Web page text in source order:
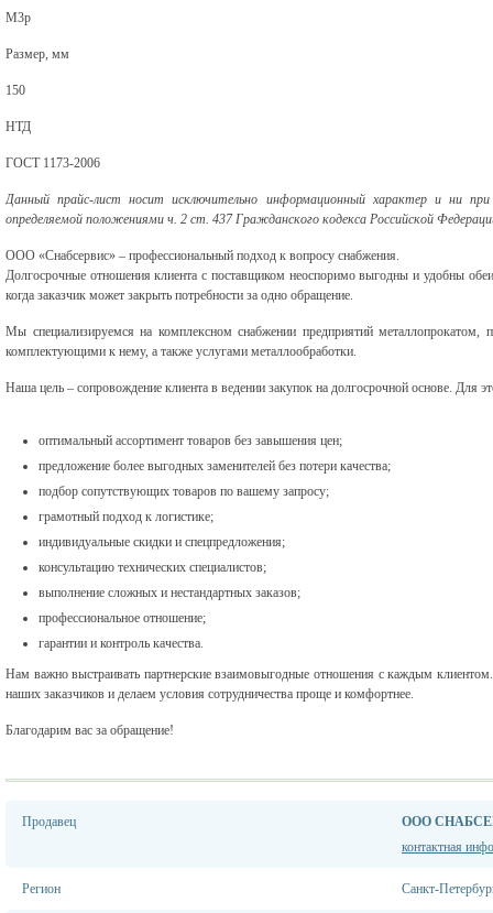
М3р
Размер, мм
150
НТД
ГОСТ 1173-2006
Данный прайс-лист носит исключительно информационный характер и ни при
определяемой положениями ч. 2 ст. 437 Гражданского кодекса Российской
ООО «Снабсервис» – профессиональный подход к вопросу снабжения.
Долгосрочные отношения клиента с поставщиком неоспоримо выгодны и удобны
когда заказчик может закрыть потребности за одно обращение.
Мы специализируемся на комплексном снабжении предприятий
комплектующими к нему, а также услугами металлообработки.
Наша цель – сопровождение клиента в ведении закупок на долгосрочной основе. Для
оптимальный ассортимент товаров без завышения цен;
предложение более выгодных заменителей без потери качества;
подбор сопутствующих товаров по вашему запросу;
грамотный подход к логистике;
индивидуальные скидки и спецпредложения;
консультацию технических специалистов;
выполнение сложных и нестандартных заказов;
профессиональное отношение;
гарантии и контроль качества.
Нам важно выстраивать партнерские взаимовыгодные отношения с каждым
наших заказчиков и делаем условия сотрудничества проще и комфортнее.
Благодарим вас за обращение!
Продавец
ООО
контактная
Регион Санкт-